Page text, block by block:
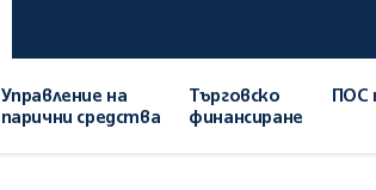
Управление на
парични средства
Търговско
финансиране
ПОС